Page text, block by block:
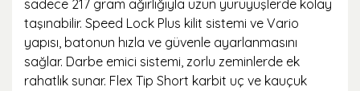
sadece 217 gram ağırlığıyla uzun yürüyüşlerde kolay
taşınabilir. Speed Lock Plus kilit sistemi ve Vario
yapısı, batonun hızla ve güvenle ayarlanmasını
sağlar. Darbe emici sistemi, zorlu zeminlerde ek
rahatlık sunar. Flex Tip Short karbit uç ve kauçuk